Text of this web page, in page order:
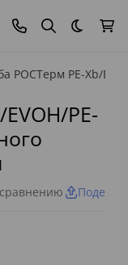
Темная
РОСТерм PE-Xb/
PE-